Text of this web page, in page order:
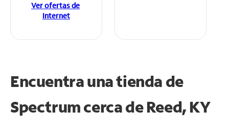
Ver ofertas de
Internet
Encuentra una tienda de
Spectrumcerca de Reed, KY